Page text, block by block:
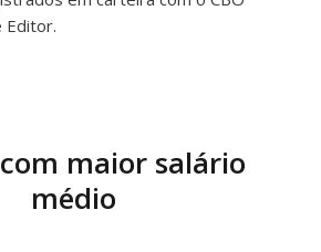
Editor.
maior salário
médio